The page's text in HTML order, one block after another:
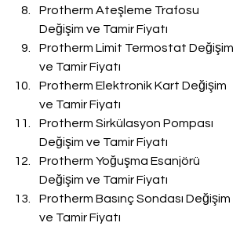
Protherm Ateşleme Trafosu
Değişim ve Tamir Fiyatı
Protherm Limit Termostat Değişim
ve Tamir Fiyatı
Protherm Elektronik Kart Değişim
ve Tamir Fiyatı
Protherm Sirkülasyon Pompası
Değişim ve Tamir Fiyatı
Protherm Yoğuşma Esanjörü
Değişim ve Tamir Fiyatı
Protherm Basınç Sondası Değişim
ve Tamir Fiyatı